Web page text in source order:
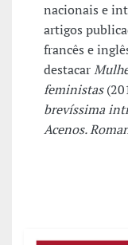
nacionais e
artigos
francês e
destacar
feministas
brevíssima
Acenos.